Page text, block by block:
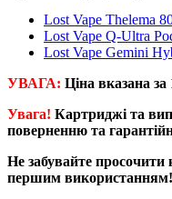
Lost Vape Thelema
Lost Vape Q-Ultra
Lost Vape Gemini
УВАГА: Ціна вказана
Увага! Картриджі та
поверненню та
Не забувайте
першим використанням!